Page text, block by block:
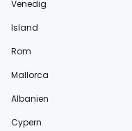
Venedig
Island
Rom
Mallorca
Albanien
Cypern